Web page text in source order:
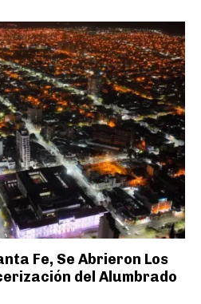
Fe, Se Abrieron Los
del Alumbrado